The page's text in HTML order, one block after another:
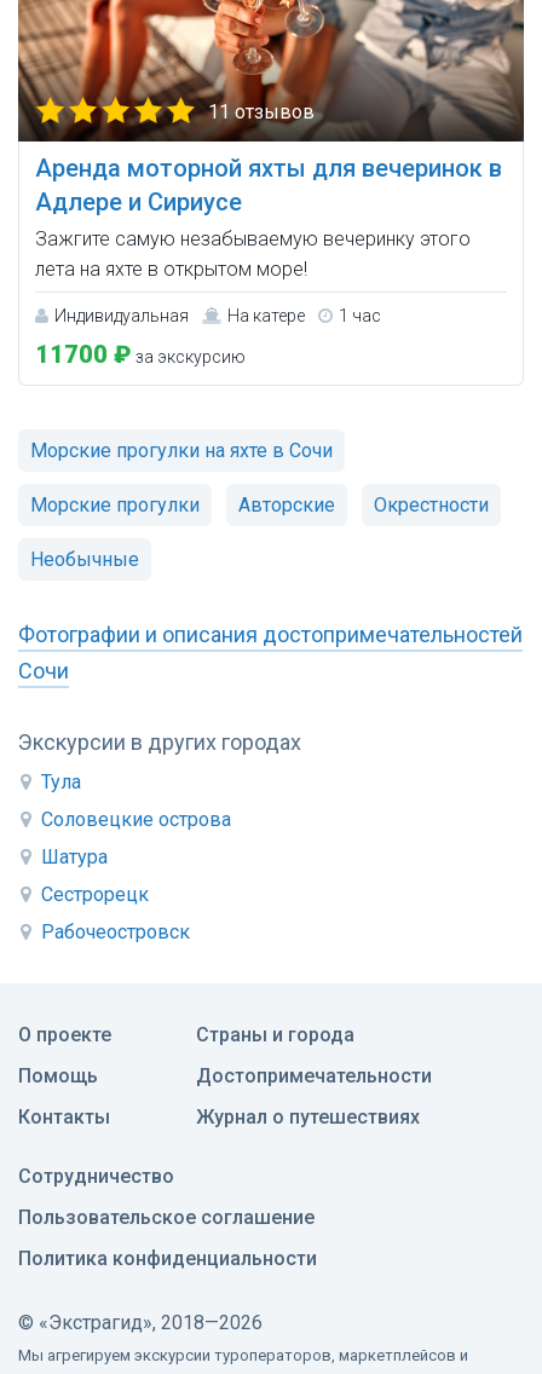
Экскурсии в других городах
Тула
Соловецкие острова
Шатура
Сестрорецк
Рабочеостровск
11 отзывов
Аренда моторной яхты для вечеринок в
Адлере и Сириусе
Зажгите самую незабываемую вечеринку этого
лета на яхте в открытом море!
Индивидуальная На катере 1 час
11700 ₽ за экскурсию
Морские прогулки на яхте в Сочи
Морские прогулки Авторские Окрестности
Необычные
Фотографии и описания достопримечательностей
Сочи
О проекте
Помощь
Контакты
Страны и города
Достопримечательности
Журнал о путешествиях
Сотрудничество
Пользовательское соглашение
Политика конфиденциальности
© «Экстрагид», 2018—2026
Мы агрегируем экскурсии туроператоров, маркетплейсов и